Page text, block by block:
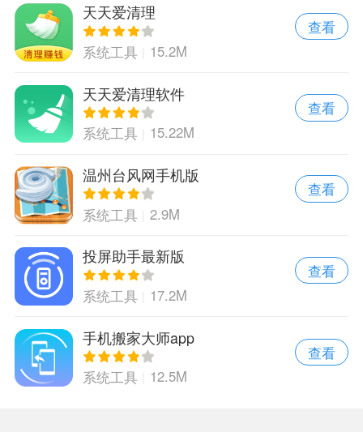
天天爱清理
系统工具 15.2M
查看
天天爱清理软件
系统工具 15.22M
查看
温州台风网手机版
系统工具 2.9M
查看
投屏助手最新版
系统工具 17.2M
查看
手机搬家大师app
系统工具 12.5M
查看